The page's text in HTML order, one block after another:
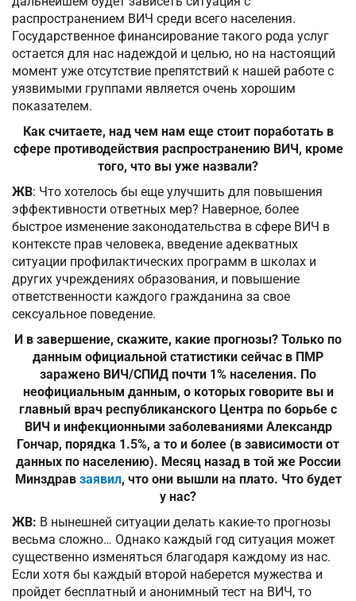
распространением ВИЧ среди всего населения.
Государственное финансирование такого рода услуг
остается для нас надеждой и целью, но на настоящий
момент уже отсутствие препятствий к нашей работе с
уязвимыми группами является очень хорошим
показателем.
Как считаете, над чем нам еще стоит поработать в
сфере противодействия распространению ВИЧ, кроме
того, что вы уже назвали?
ЖВ: Что хотелось бы еще улучшить для повышения
эффективности ответных мер? Наверное, более
быстрое изменение законодательства в сфере ВИЧ в
контексте прав человека, введение адекватных
ситуации профилактических программ в школах и
других учреждениях образования, и повышение
ответственности каждого гражданина за свое
сексуальное поведение.
И в завершение, скажите, какие прогнозы? Только по
данным официальной статистики сейчас в ПМР
заражено ВИЧ/СПИД почти 1% населения. По
неофициальным данным, о которых говорите вы и
главный врач республиканского Центра по борьбе с
ВИЧ и инфекционными заболеваниями Александр
Гончар, порядка 1.5%, а то и более (в зависимости от
данных по населению). Месяц назад в той же России
Минздрав заявил, что они вышли на плато. Что будет
у нас?
ЖВ: В нынешней ситуации делать какие-то прогнозы
весьма сложно… Однако каждый год ситуация может
существенно изменяться благодаря каждому из нас.
Если хотя бы каждый второй наберется мужества и
пройдет бесплатный и анонимный тест на ВИЧ, то